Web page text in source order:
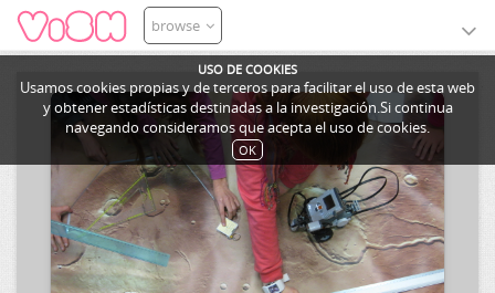
USO DE COOKIES
Usamos cookies propias y de terceros para facilitar el uso de esta web
y obtener estadísticas destinadas a la investigación.Si continua
navegando consideramos que acepta el uso de cookies.
OK
browse